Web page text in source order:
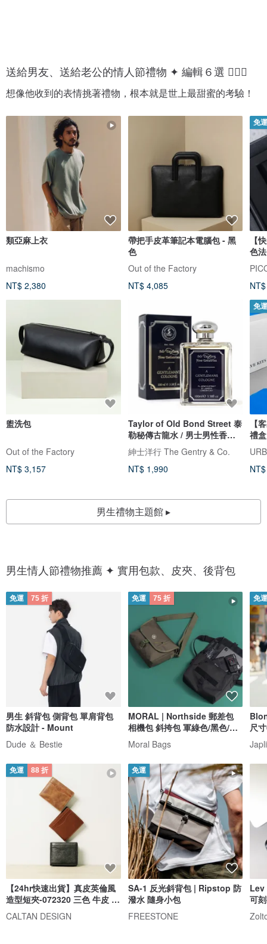
送給男友、送給老公的情人節禮物 ✦ 編輯６選 💁🏻‍♂️
想像他收到的表情挑著禮物，根本就是世上最甜蜜的考驗！
類亞麻上衣
machismo
NT$ 2,380
盥洗包
Out of the Factory
NT$ 3,157
帶把手皮革筆記本電腦包 - 黑
色
Out of the Factory
NT$ 4,085
Taylor of Old Bond Street 泰
勒秘傳古龍水 / 男士男性香水
香氛
紳士洋行 The Gentry & Co.
NT$ 1,990
免
【
色
免
【
禮
男生禮物主題館 ▸
男生情人節禮物推薦 ✦ 實用包款、皮夾、後背包
免運 75 折
男生 斜背包 側背包 單肩背包
防水設計 - Mount
Dude ＆ Bestie
免運 88 折
【24hr快速出貨】真皮英倫風
造型短夾-072320 三色 牛皮 短
夾
CALTAN DESIGN
免運 75 折
MORAL | Northside 郵差包
相機包 斜挎包 軍綠色/黑色/橄
欖灰色
Moral Bags
免運
SA-1 反光斜背包 | Ripstop 防
潑水 隨身小包
FREESTONE
免
尺
線
Lev
可